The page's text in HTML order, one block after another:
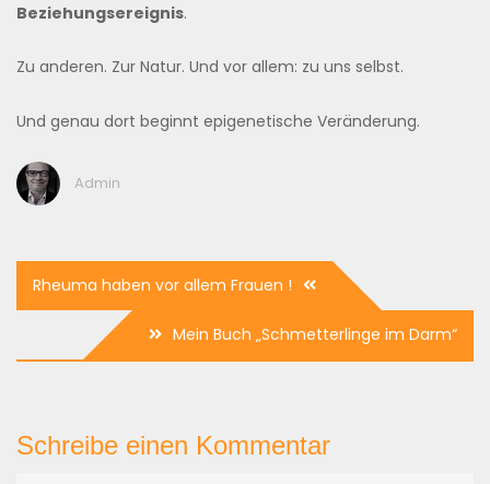
Beziehungsereignis.
Zu anderen. Zur Natur. Und vor allem: zu uns selbst.
Und genau dort beginnt epigenetische Veränderung.
Admin
Beitragsnavigation
Rheuma haben vor allem Frauen !
Mein Buch „Schmetterlinge im Darm“
Schreibe einen Kommentar